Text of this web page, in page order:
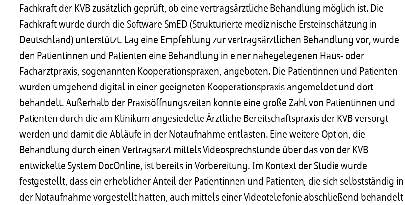
Fachkraft der KVB zusätzlich geprüft, ob eine vertragsärztliche Behandlung möglich ist. Die
Fachkraft wurde durch die Software SmED (Strukturierte medizinische Ersteinschätzung in
Deutschland) unterstützt. Lag eine Empfehlung zur vertragsärztlichen Behandlung vor, wurde
den Patientinnen und Patienten eine Behandlung in einer nahegelegenen Haus- oder
Facharztpraxis, sogenannten Kooperationspraxen, angeboten. Die Patientinnen und Patienten
wurden umgehend digital in einer geeigneten Kooperationspraxis angemeldet und dort
behandelt. Außerhalb der Praxisöffnungszeiten konnte eine große Zahl von Patientinnen und
Patienten durch die am Klinikum angesiedelte Ärztliche Bereitschaftspraxis der KVB versorgt
werden und damit die Abläufe in der Notaufnahme entlasten. Eine weitere Option, die
Behandlung durch einen Vertragsarzt mittels Videosprechstunde über das von der KVB
entwickelte System DocOnline, ist bereits in Vorbereitung. Im Kontext der Studie wurde
festgestellt, dass ein erheblicher Anteil der Patientinnen und Patienten, die sich selbstständig in
der Notaufnahme vorgestellt hatten, auch mittels einer Videotelefonie abschließend behandelt